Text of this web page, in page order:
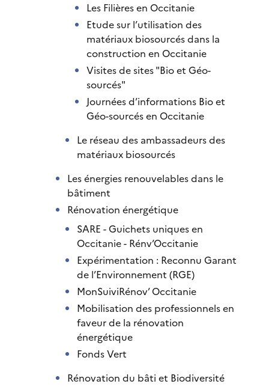
Les Filières en Occitanie
Etude sur l’utilisation des
matériaux biosourcés dans la
construction en Occitanie
Visites de sites "Bio et Géo-
sourcés"
Journées d’informations Bio et
Géo-sourcés en Occitanie
Le réseau des ambassadeurs des
matériaux biosourcés
Les énergies renouvelables dans le
bâtiment
Rénovation énergétique
SARE - Guichets uniques en
Occitanie - Rénv’Occitanie
Expérimentation : Reconnu Garant
de l’Environnement (RGE)
MonSuiviRénov’ Occitanie
Mobilisation des professionnels en
faveur de la rénovation
énergétique
Fonds Vert
Rénovation du bâti et Biodiversité